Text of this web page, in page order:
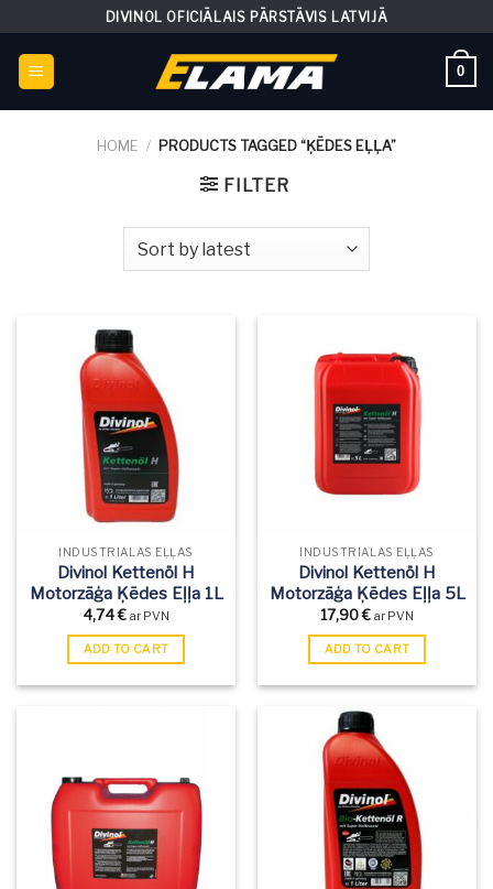
to
content
DIVINOL OFICIĀLAIS PĀRSTĀVIS LATVIJĀ
0
HOME / PRODUCTS TAGGED “ĶĒDES EĻĻA”
FILTER
INDUSTRIĀLĀS EĻĻAS
Divinol Kettenöl H
Motorzāģa Ķēdes Eļļa 1L
4,74€ ar PVN
ADD TO CART
INDUSTRIĀLĀS EĻĻAS
Divinol Kettenöl H
Motorzāģa Ķēdes Eļļa 5L
17,90€ ar PVN
ADD TO CART